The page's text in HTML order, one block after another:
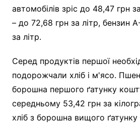
автомобілів зріс до 48,47 грн
– до 72,68 грн за літр, бензин
за літр.
Серед продуктів першої
подорожчали хліб і м'ясо.
борошна першого ґатунку
середньому 53,42 грн за
хліб з борошна вищого ґатунку